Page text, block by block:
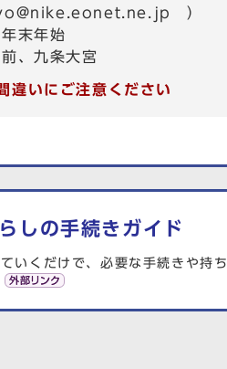
）
末年始
、九条大宮
違いにご注意ください
しの手続きガイド
いくだけで、必要な手続きや持ち